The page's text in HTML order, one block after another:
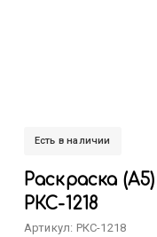
Есть в наличии
Раскраска
РКС-1218
Артикул: РКС-1218